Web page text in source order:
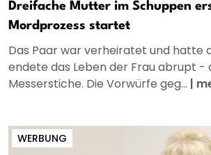
Dreifache Mutter im Schuppen
Mordprozess startet
Das Paar war verheiratet und hatte
endete das Leben der Frau abrupt -
Messerstiche. Die Vorwürfe geg... |
WERBUNG